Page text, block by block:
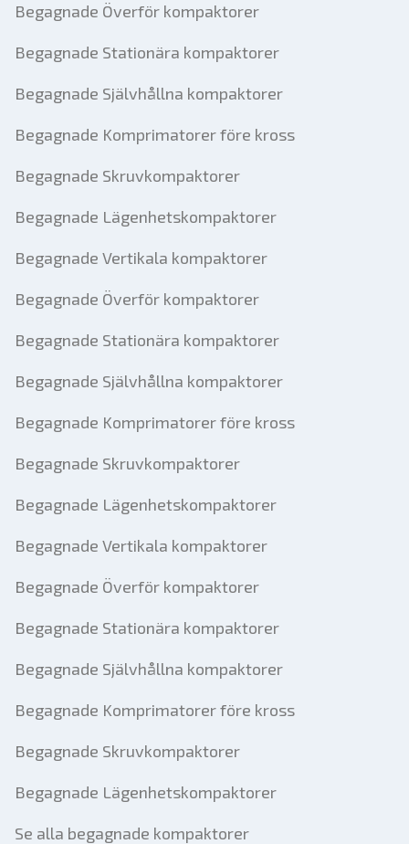
Begagnade Överför kompaktorer
Begagnade Stationära kompaktorer
Begagnade Självhållna kompaktorer
Begagnade Komprimatorer före kross
Begagnade Skruvkompaktorer
Begagnade Lägenhetskompaktorer
Begagnade Vertikala kompaktorer
Begagnade Överför kompaktorer
Begagnade Stationära kompaktorer
Begagnade Självhållna kompaktorer
Begagnade Komprimatorer före kross
Begagnade Skruvkompaktorer
Begagnade Lägenhetskompaktorer
Begagnade Vertikala kompaktorer
Begagnade Överför kompaktorer
Begagnade Stationära kompaktorer
Begagnade Självhållna kompaktorer
Begagnade Komprimatorer före kross
Begagnade Skruvkompaktorer
Begagnade Lägenhetskompaktorer
Se alla begagnade kompaktorer